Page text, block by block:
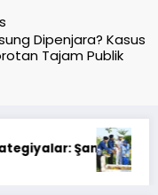
Dipenjara? Kasus
Tajam Publik
Dharma PatriaDirut